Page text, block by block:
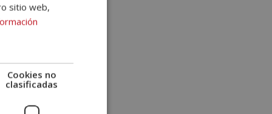
sitio web,
Cookies no
clasificadas